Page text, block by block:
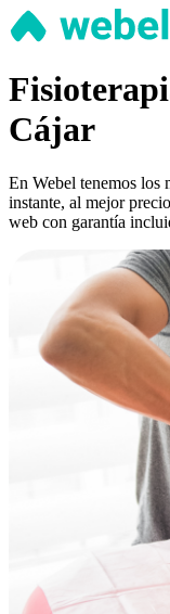
Cájar
En Webel tenemos los
instante, al mejor
web con garantía